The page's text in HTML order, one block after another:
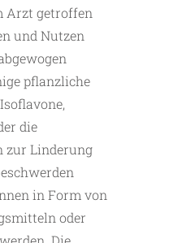
Arzt getroffen
und Nutzen
pflanzliche
die
zur Linderung
in Form von
oder